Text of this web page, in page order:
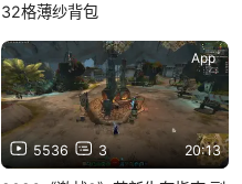
32格薄纱背包
5536 3 20:13
App